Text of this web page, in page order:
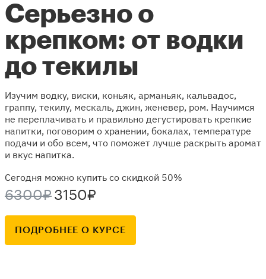
Серьезно о
крепком: от водки
до текилы
Изучим водку, виски, коньяк, арманьяк, кальвадос,
граппу, текилу, мескаль, джин, женевер, ром. Научимся
не переплачивать и правильно дегустировать крепкие
напитки, поговорим о хранении, бокалах, температуре
подачи и обо всем, что поможет лучше раскрыть аромат
и вкус напитка.
Сегодня можно купить со скидкой 50%
6300₽ 3150₽
ПОДРОБНЕЕ О КУРСЕ